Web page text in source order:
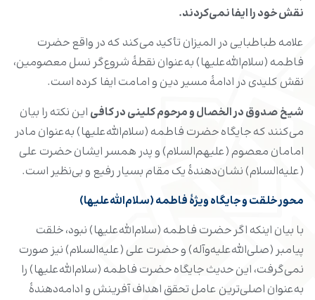
نقش خود را ایفا نمی‌کردند.
علامه طباطبایی در المیزان تأکید می‌کند که در واقع حضرت
فاطمه (سلام‌الله‌علیها) به‌عنوان نقطۀ شروع‌گر نسل معصومین،
نقش کلیدی در ادامۀ مسیر دین و امامت ایفا کرده است.
شیخ صدوق در الخصال و مرحوم کلینی در کافی این نکته را بیان
می‌کنند که جایگاه حضرت فاطمه (سلام‌الله‌علیها) به‌عنوان مادر
امامان معصوم (علیهم‌السلام) و پدر همسر ایشان حضرت علی
(علیه‌السلام) نشان‌دهندۀ یک مقام بسیار رفیع و بی‌نظیر است.
محور خلقت و جایگاه ویژۀ فاطمه (سلام‌الله‌علیها)
با بیان اینکه اگر حضرت فاطمه (سلام‌الله‌علیها) نبود، خلقت
پیامبر (صلی‌الله‌علیه‌وآله) و حضرت علی (علیه‌السلام) نیز صورت
نمی‌گرفت، این حدیث جایگاه حضرت فاطمه (سلام‌الله‌علیها) را
به‌عنوان اصلی‌ترین عامل تحقق اهداف آفرینش و ادامه‌‌دهندۀ